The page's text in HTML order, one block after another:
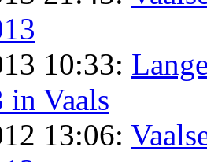
10:33:
in Vaals
13:06: